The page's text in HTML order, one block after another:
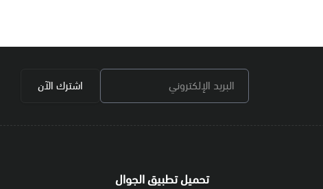
البريد الإلكتروني
اشترك الآن
تحميل تطبيق الجوال